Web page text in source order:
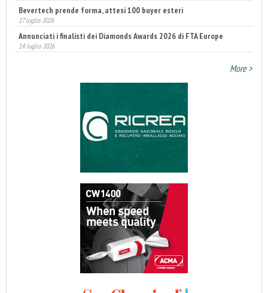
Bevertech prende forma, attesi 100 buyer esteri
17 luglio 2026
Annunciati i finalisti dei Diamonds Awards 2026 di FTA Europe
14 luglio 2026
More >